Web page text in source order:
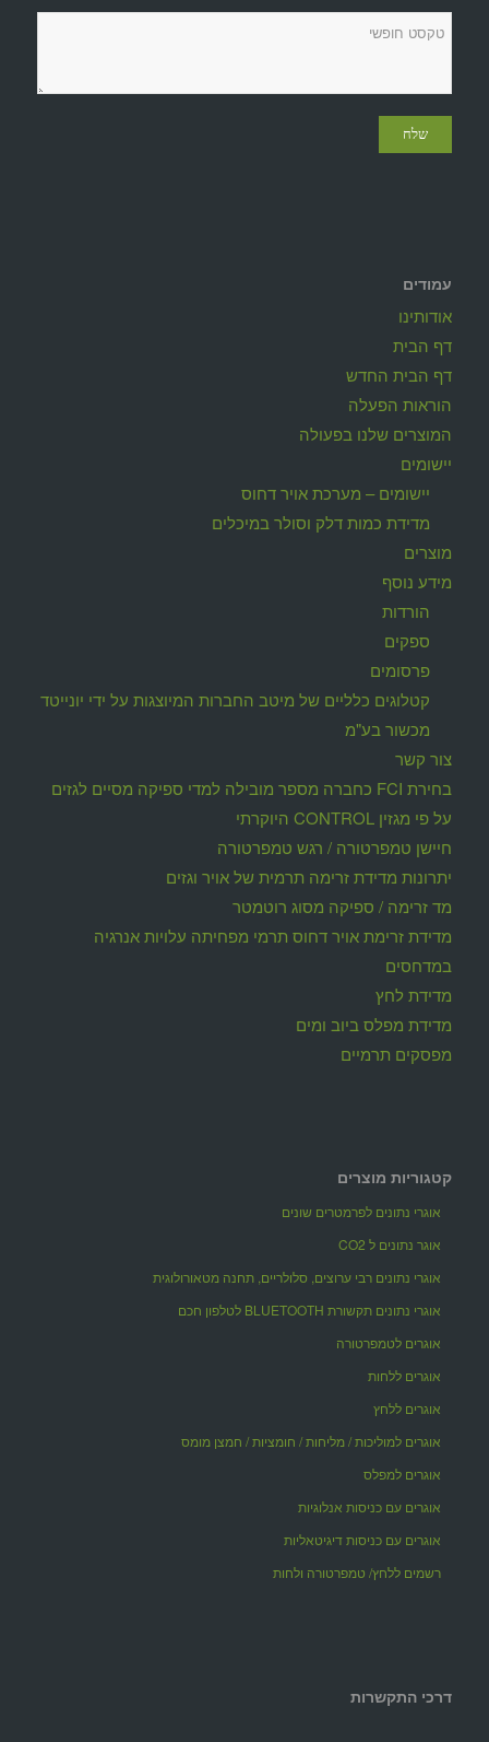
עמודים
אודותינו
דף הבית
דף הבית החדש
הוראות הפעלה
המוצרים שלנו בפעולה
יישומים
יישומים – מערכת אויר דחוס
מדידת כמות דלק וסולר במיכלים
מוצרים
מידע נוסף
הורדות
ספקים
פרסומים
קטלוגים כלליים של מיטב החברות המיוצגות על ידי יונייטד
מכשור בע"מ
צור קשר
בחירת FCI כחברה מספר מובילה למדי ספיקה מסיים לגזים
על פי מגזין CONTROL היוקרתי
חיישן טמפרטורה / רגש טמפרטורה
יתרונות מדידת זרימה תרמית של אויר וגזים
מד זרימה / ספיקה מסוג רוטמטר
מדידת זרימת אויר דחוס תרמי מפחיתה עלויות אנרגיה
במדחסים
מדידת לחץ
מדידת מפלס ביוב ומים
מפסקים תרמיים
קטגוריות מוצרים
אוגרי נתונים לפרמטרים שונים
אוגר נתונים ל CO2
אוגרי נתונים רבי ערוצים, סלולריים, תחנה מטאורולוגית
אוגרי נתונים תקשורת BLUETOOTH לטלפון חכם
אוגרים לטמפרטורה
אוגרים ללחות
אוגרים ללחץ
אוגרים למוליכות / מליחות / חומציות / חמצן מומס
אוגרים למפלס
אוגרים עם כניסות אנלוגיות
אוגרים עם כניסות דיגיטאליות
רשמים ללחץ/ טמפרטורה ולחות
דרכי התקשרות